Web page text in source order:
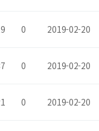
0 2019-02-20
0 2019-02-20
0 2019-02-20